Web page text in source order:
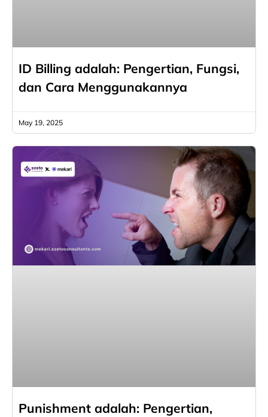
ID Billing adalah: Pengertian, Fungsi,
dan Cara Menggunakannya
May 19, 2025
Punishment adalah: Pengertian,